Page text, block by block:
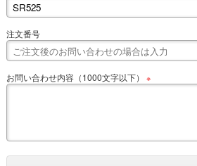
注文番号
お問い合わせ内容（1000文字以下） ※